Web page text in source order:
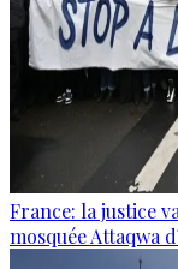
France: la justice
mosquée Attaqwa